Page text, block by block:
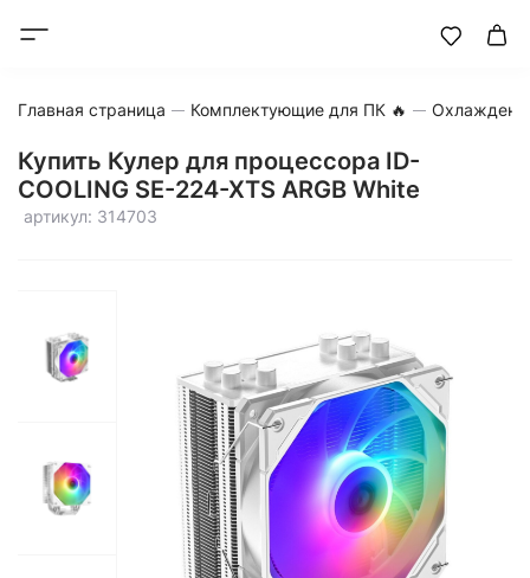
Главная страница Комплектующие для ПК 🔥
Купить Кулер для процессора ID-
COOLING SE-224-XTS ARGB White
артикул: 314703